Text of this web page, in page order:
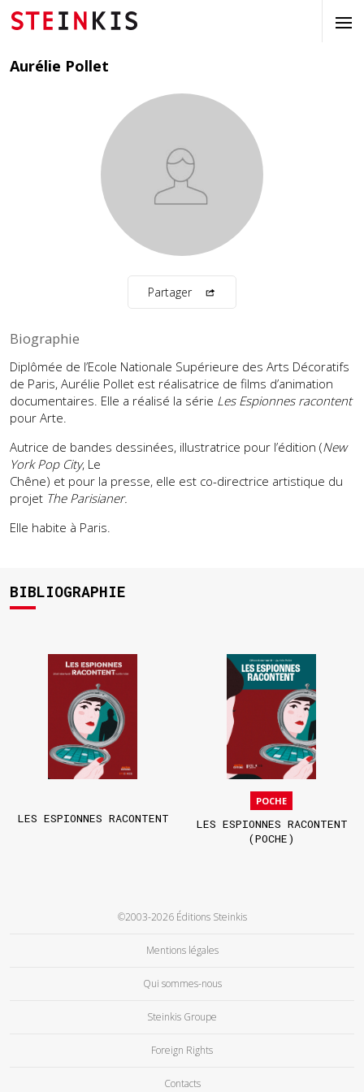
Aurélie Pollet
Partager
Biographie
Diplômée de l’Ecole Nationale Supérieure des Arts Décoratifs
de Paris, Aurélie Pollet est réalisatrice de films d’animation
documentaires. Elle a réalisé la série Les Espionnes racontent
pour Arte.
Autrice de bandes dessinées, illustratrice pour l’édition (New
York Pop City, Le
Chêne) et pour la presse, elle est co-directrice artistique du
projet The Parisianer.
Elle habite à Paris.
BIBLIOGRAPHIE
LES ESPIONNES RACONTENT
POCHE
LES ESPIONNES RACONTENT
(POCHE)
©2003-2026 Éditions Steinkis
Mentions légales
Qui sommes-nous
Steinkis Groupe
Foreign Rights
Contacts